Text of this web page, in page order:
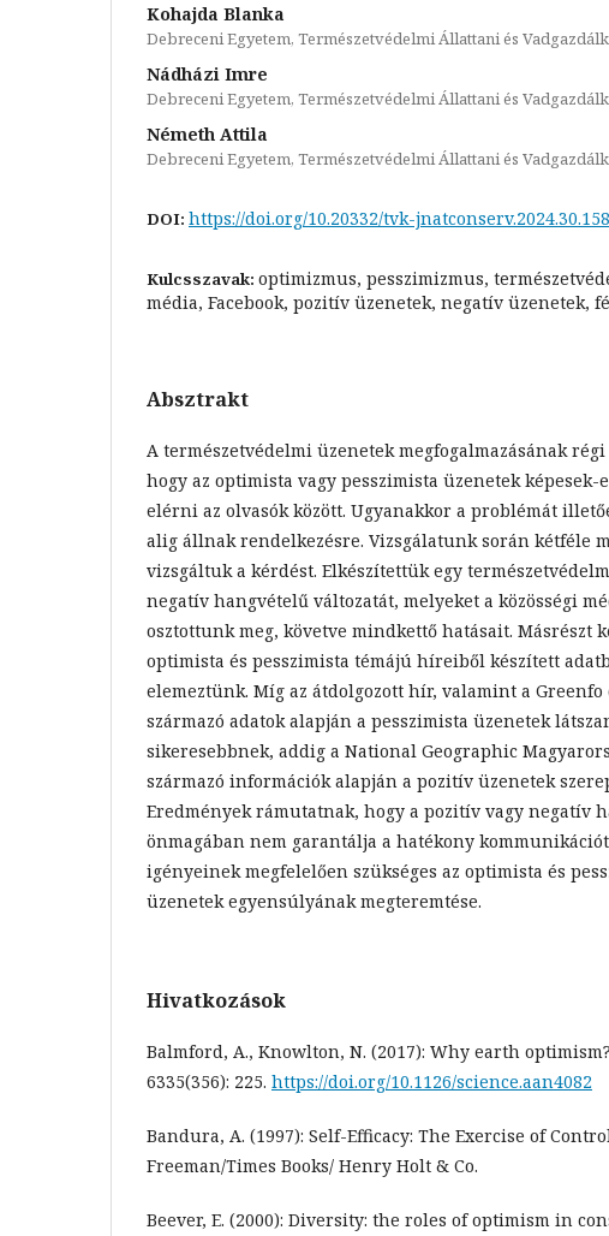
Kohajda Blanka
Debreceni Egyetem, Természetvédelmi Állattani és
Nádházi Imre
Debreceni Egyetem, Természetvédelmi Állattani és
Németh Attila
Debreceni Egyetem, Természetvédelmi Állattani és
DOI: https://doi.org/10.20332/tvk-
Kulcsszavak: optimizmus, pesszimizmus,
média, Facebook, pozitív üzenetek, negatív üzenetek,
Absztrakt
A természetvédelmi üzenetek megfogalmazásának
hogy az optimista vagy pesszimista üzenetek képesek-
elérni az olvasók között. Ugyanakkor a problémát
alig állnak rendelkezésre. Vizsgálatunk során kétféle
vizsgáltuk a kérdést. Elkészítettük egy
negatív hangvételű változatát, melyeket a közösségi
osztottunk meg, követve mindkettő hatásait. Másrészt
optimista és pesszimista témájú híreiből készített
elemeztünk. Míg az átdolgozott hír, valamint a
származó adatok alapján a pesszimista üzenetek
sikeresebbnek, addig a National Geographic
származó információk alapján a pozitív üzenetek
Eredmények rámutatnak, hogy a pozitív vagy negatív
önmagában nem garantálja a hatékony
igényeinek megfelelően szükséges az optimista és
üzenetek egyensúlyának megteremtése.
Hivatkozások
Balmford, A., Knowlton, N. (2017): Why earth
6335(356): 225. https://doi.org/10.1126/science.aan4082
Bandura, A. (1997): Self-Efficacy: The Exercise of
Freeman/Times Books/ Henry Holt & Co.
Beever, E. (2000): Diversity: the roles of optimism in